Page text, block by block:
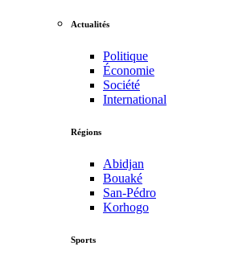
Actualités
Politique
Économie
Société
International
Régions
Abidjan
Bouaké
San-Pédro
Korhogo
Sports